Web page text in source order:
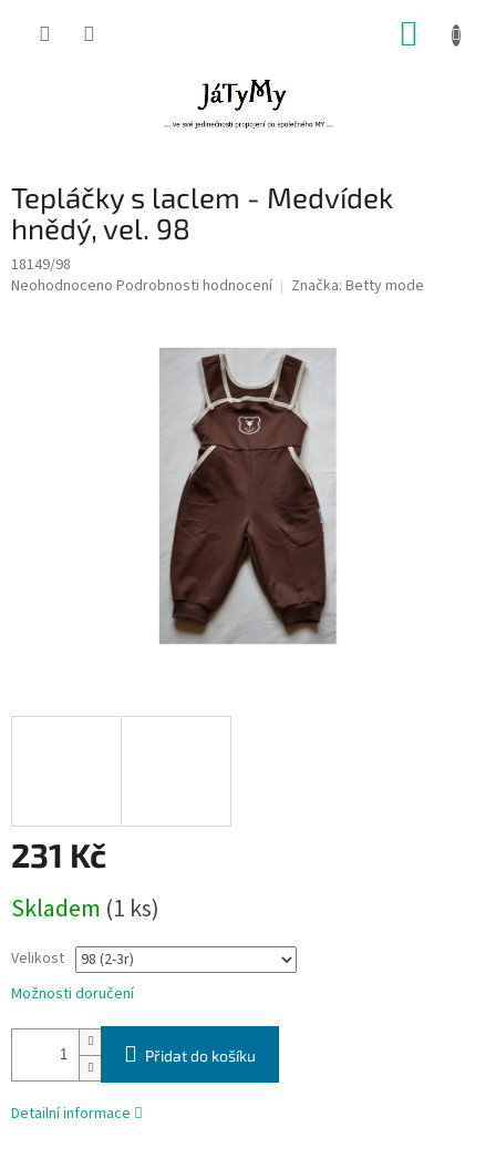
Tepláčky s laclem - Medvídek
hnědý, vel. 98
18149/98
Průměrné
Neohodnoceno Podrobnosti hodnocení Značka: Betty mode
231 Kč
cena:
Skladem (1 ks)
Velikost
Možnosti doručení
Přidat do košíku
Detailní informace